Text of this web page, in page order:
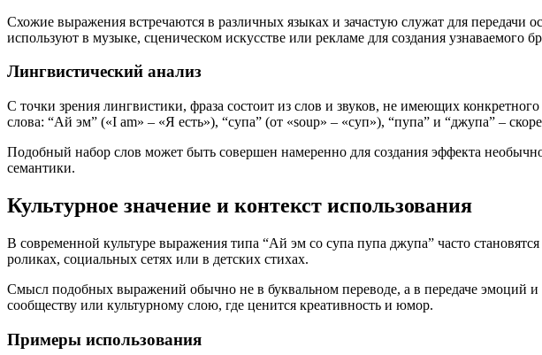
Схожие выражения встречаются в различных языках и зачастую служат для
используют в музыке, сценическом искусстве или рекламе для создания узнаваемого
Лингвистический анализ
С точки зрения лингвистики, фраза состоит из слов и звуков, не имеющих
слова: “Ай эм” («I am» – «Я есть»), “супа” (от «soup» – «суп»), “пупа” и “джупа” –
Подобный набор слов может быть совершен намеренно для создания эффекта
семантики.
Культурное значение и контекст использования
В современной культуре выражения типа “Ай эм со супа пупа джупа” часто
роликах, социальных сетях или в детских стихах.
Смысл подобных выражений обычно не в буквальном переводе, а в передаче эмоций
сообществу или культурному слою, где ценится креативность и юмор.
Примеры использования